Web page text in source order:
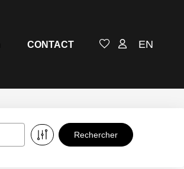
CONTACT EN